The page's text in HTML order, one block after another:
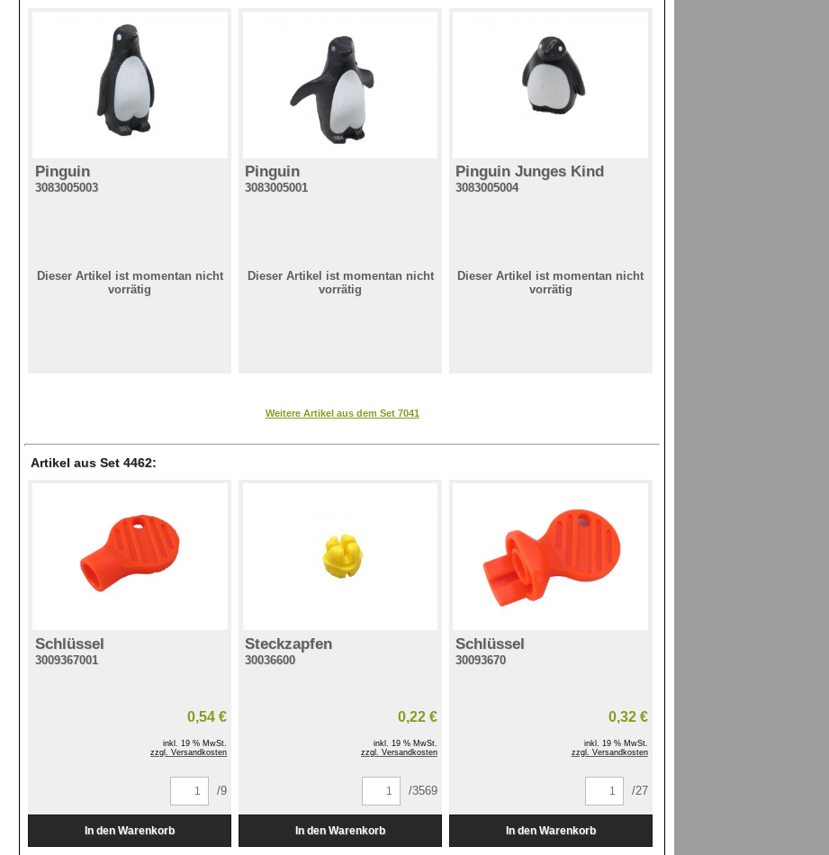
Pinguin
3083005003
Dieser Artikel ist momentan nicht
vorrätig
Pinguin
3083005001
Dieser Artikel ist momentan nicht
vorrätig
Pinguin Junges Kind
3083005004
Dieser Artikel ist momentan nicht
vorrätig
Weitere Artikel aus dem Set 7041
Artikel aus Set 4462:
Schlüssel
3009367001
0,54 €
inkl. 19 % MwSt.
zzgl. Versandkosten
/9
Steckzapfen
30036600
0,22 €
inkl. 19 % MwSt.
zzgl. Versandkosten
/3569
Schlüssel
30093670
0,32 €
inkl. 19 % MwSt.
zzgl. Versandkosten
/27